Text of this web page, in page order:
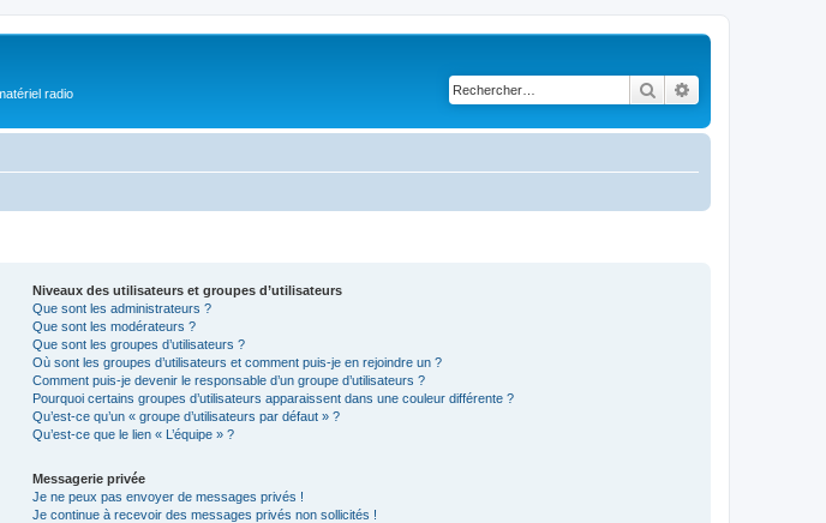
radio Rechercher
Niveaux des utilisateurs et groupes d’utilisateurs
Que sont les administrateurs ?
Que sont les modérateurs ?
Que sont les groupes d’utilisateurs ?
Où sont les groupes d’utilisateurs et comment puis-je en rejoindre un ?
Comment puis-je devenir le responsable d’un groupe d’utilisateurs ?
Pourquoi certains groupes d’utilisateurs apparaissent dans une couleur différente ?
Qu’est-ce qu’un « groupe d’utilisateurs par défaut » ?
Qu’est-ce que le lien « L’équipe » ?
Messagerie privée
Je ne peux pas envoyer de messages privés !
Je continue à recevoir des messages privés non sollicités !